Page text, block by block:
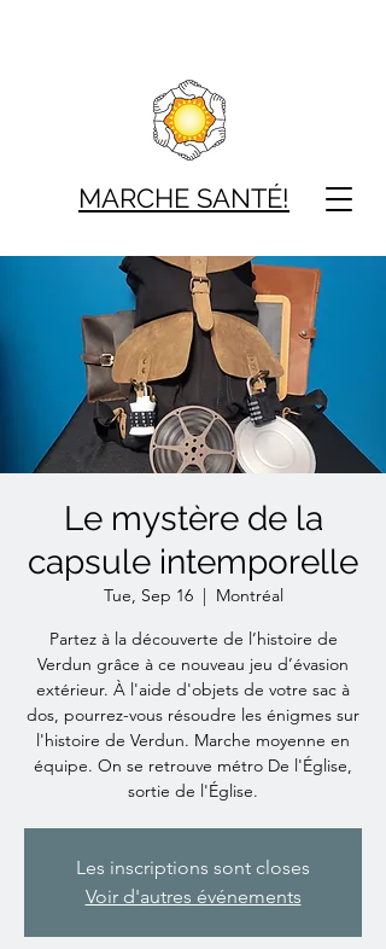
MARCHE SANTÉ!
Le mystère de la
capsule intemporelle
Tue, Sep 16
  |
Montréal
Partez à la découverte de l’histoire de
Verdun grâce à ce nouveau jeu d’évasion
extérieur. À l'aide d'objets de votre sac à
dos, pourrez-vous résoudre les énigmes sur
l'histoire de Verdun. Marche moyenne en
équipe. On se retrouve métro De l'Église,
sortie de l'Église.
Les inscriptions sont closes
Voir d'autres événements